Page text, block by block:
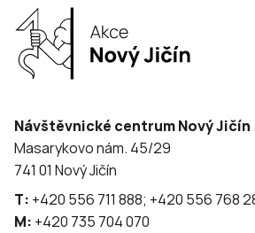
Návštěvnické centrum Nový Jičín
Masarykovo nám. 45/29
741 01 Nový Jičín
T: +420 556 711 888; +420 556 768
M: +420 735 704 070